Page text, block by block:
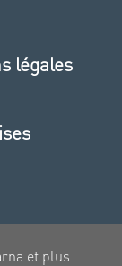
légales
et plus